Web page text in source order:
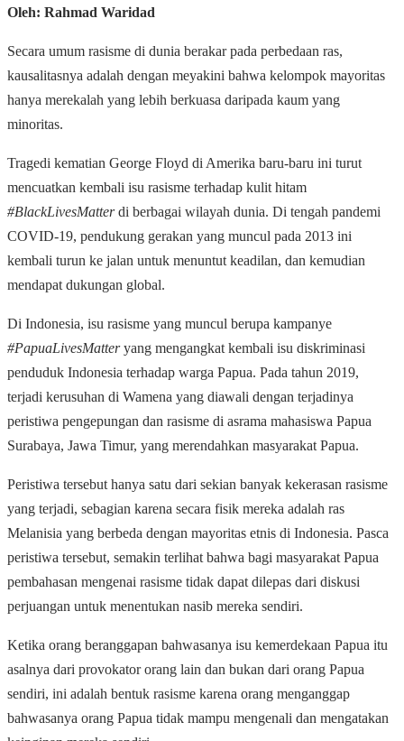
Oleh: Rahmad Waridad
Secara umum rasisme di dunia berakar pada perbedaan ras,
kausalitasnya adalah dengan meyakini bahwa kelompok mayoritas
hanya merekalah yang lebih berkuasa daripada kaum yang
minoritas.
Tragedi kematian George Floyd di Amerika baru-baru ini turut
mencuatkan kembali isu rasisme terhadap kulit hitam
#BlackLivesMatterdi berbagai wilayah dunia. Di tengah pandemi
COVID-19, pendukung gerakan yang muncul pada 2013 ini
kembali turun ke jalan untuk menuntut keadilan, dan kemudian
mendapat dukungan global.
Di Indonesia, isu rasisme yang muncul berupa kampanye
#PapuaLivesMatteryang mengangkat kembali isu diskriminasi
penduduk Indonesia terhadap warga Papua. Pada tahun 2019,
terjadi kerusuhan di Wamena yang diawali dengan terjadinya
peristiwa pengepungan dan rasisme di asrama mahasiswa Papua
Surabaya, Jawa Timur, yang merendahkan masyarakat Papua.
Peristiwa tersebut hanya satu dari sekian banyak kekerasan rasisme
yang terjadi, sebagian karena secara fisik mereka adalah ras
Melanisia yang berbeda dengan mayoritas etnis di Indonesia. Pasca
peristiwa tersebut, semakin terlihat bahwa bagi masyarakat Papua
pembahasan mengenai rasisme tidak dapat dilepas dari diskusi
perjuangan untuk menentukan nasib mereka sendiri.
Ketika orang beranggapan bahwasanya isu kemerdekaan Papua itu
asalnya dari provokator orang lain dan bukan dari orang Papua
sendiri, ini adalah bentuk rasisme karena orang menganggap
bahwasanya orang Papua tidak mampu mengenali dan mengatakan